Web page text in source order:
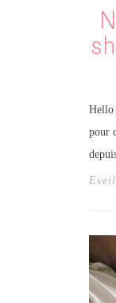
Hello
pour
Eveil